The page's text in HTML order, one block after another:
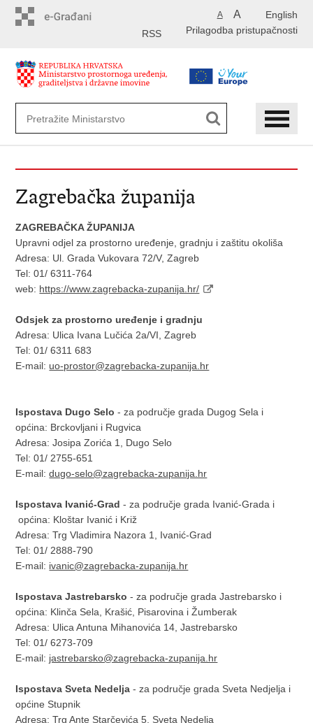
English
A A
Prilagodba pristupačnosti
RSS
Zagrebačka županija
ZAGREBAČKA ŽUPANIJA
Upravni odjel za prostorno uređenje, gradnju i zaštitu okoliša
Adresa: Ul. Grada Vukovara 72/V, Zagreb
Tel: 01/ 6311-764
web: https://www.zagrebacka-zupanija.hr/
Odsjek za prostorno uređenje i gradnju
Adresa: Ulica Ivana Lučića 2a/VI, Zagreb
Tel: 01/ 6311 683
E-mail: uo-prostor@zagrebacka-zupanija.hr
Ispostava Dugo Selo - za područje grada Dugog Sela i
općina: Brckovljani i Rugvica
Adresa: Josipa Zorića 1, Dugo Selo
Tel: 01/ 2755-651
E-mail:dugo-selo@zagrebacka-zupanija.hr
Ispostava Ivanić-Grad - za područje grada Ivanić-Grada i
općina: Kloštar Ivanić i Križ
Adresa: Trg Vladimira Nazora 1, Ivanić-Grad
Tel: 01/ 2888-790
E-mail: ivanic@zagrebacka-zupanija.hr
Ispostava Jastrebarsko - za područje grada Jastrebarsko i
općina: Klinča Sela, Krašić, Pisarovina i Žumberak
Adresa: Ulica Antuna Mihanovića 14, Jastrebarsko
Tel: 01/ 6273-709
E-mail: jastrebarsko@zagrebacka-zupanija.hr
Ispostava Sveta Nedelja- za područje grada Sveta Nedjelja i
općine Stupnik
Adresa: Trg Ante Starčevića 5, Sveta Nedelja